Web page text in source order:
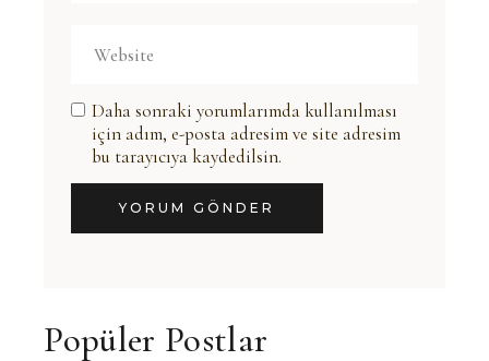
Daha sonraki yorumlarımda kullanılması
için adım, e-posta adresim ve site adresim
bu tarayıcıya kaydedilsin.
YORUM GÖNDER
Popüler Postlar